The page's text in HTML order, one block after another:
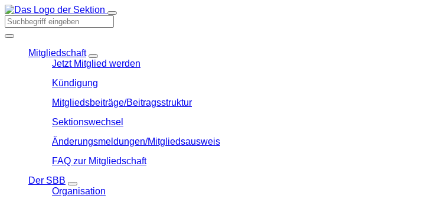
Mitgliedschaft
Jetzt Mitglied werden
Kündigung
Mitgliedsbeiträge/Beitragsstruktur
Sektionswechsel
Änderungsmeldungen/Mitgliedsausweis
FAQ zur Mitgliedschaft
Der SBB
Organisation